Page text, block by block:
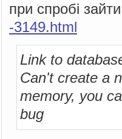
при спробі
-3149.html
Link to
Can't create a
memory, you
bug